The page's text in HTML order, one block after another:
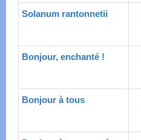
Solanum rantonnetii
Bonjour, enchanté !
Bonjour à tous